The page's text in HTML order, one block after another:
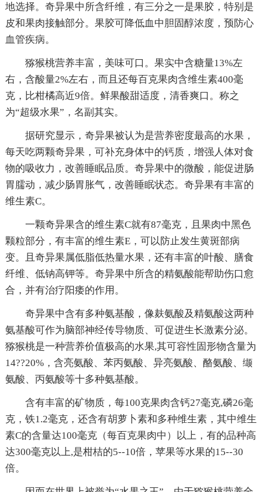
地选择。奇异果中所含纤维，有三分之一是果胶，特别是
皮和果肉接触部分。果胶可降低血中胆固醇浓度，预防心
血管疾病。
猕猴桃营养丰富，美味可口。果实中含糖量13%左
右，含酸量2%左右，而且还每百克果肉含维生素400毫
克，比柑橘高近9倍。鲜果酸甜适度，清香爽口。称之
为“超级水果”，名副其实。
据研究显示，奇异果被认为是营养密度最高的水果，
每天吃两颗奇异果，可补充身体中的钙质，增强人体对食
物的吸收力，改善睡眠品质。奇异果中的微酸，能促进肠
胃臑动，减少肠胃胀气，改善睡眠状态。奇异果有丰富的
维生素C。
一颗奇异果含的维生素C就有87毫克，且果肉中黑色
颗粒部分，有丰富的维生素E，可以防止发生黄斑部病
变。且奇异果属低脂低热量水果，还有丰富的叶酸、膳食
纤维、低钠高钾等。奇异果中所含的精氨酸能帮助伤口愈
合，并有治疗阳痿的作用。
奇异果中含有多种氨基酸，像麸氨酸及精氨酸这两种
氨基酸可作为脑部神经传导物质、可促进生长激素分泌。
猕猴桃是一种营养价值极高的水果,其可容性固形物含量为
14??20%，含亮氨酸、苯丙氨酸、异亮氨酸、酪氨酸、缬
氨酸、丙氨酸等十多种氨基酸。
含有丰富的矿物质，每100克果肉含钙27毫克,磷26毫
克，铁1.2毫克，还含有胡萝卜素和多种维生素，其中维生
素C的含量达100毫克（每百克果肉中）以上，有的品种高
达300毫克以上,是柑桔的5--10倍，苹果等水果的15--30
倍。